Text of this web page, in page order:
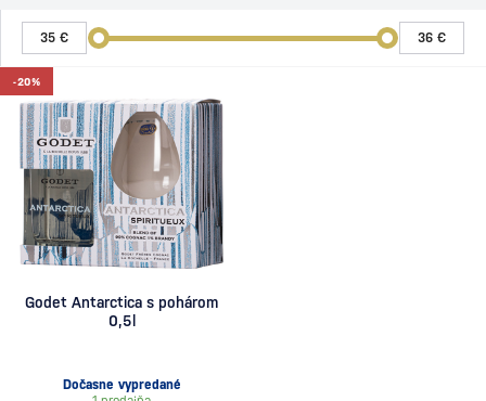
-20%
Godet Antarctica s pohárom
0,5l
Dočasne vypredané